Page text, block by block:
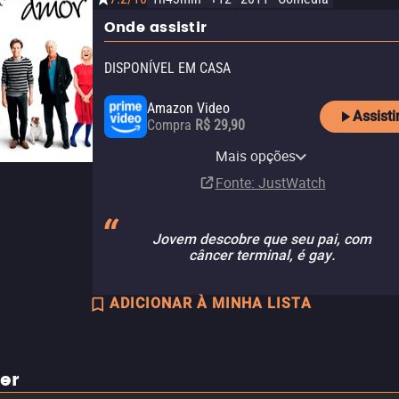
Onde assistir
DISPONÍVEL EM CASA
Amazon Video
Compra R$ 29,90
Apple TV Store
R$ 29,90
YouTube
Claro video
R$ 6,90
Mais opções
Fonte: JustWatch
Jovem descobre que seu pai, com
câncer terminal, é gay.
ADICIONAR À MINHA LISTA